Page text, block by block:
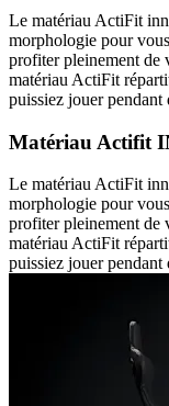
Le matériau ActiFit
morphologie pour
profiter pleinement de
matériau ActiFit
puissiez jouer pendant
Matériau Actifit
Le matériau ActiFit
morphologie pour
profiter pleinement de
matériau ActiFit
puissiez jouer pendant